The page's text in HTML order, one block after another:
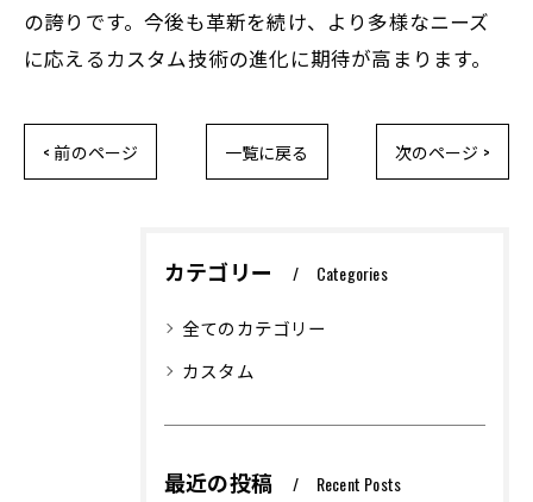
の誇りです。今後も革新を続け、より多様なニーズ
に応えるカスタム技術の進化に期待が高まります。
< 前のページ 一覧に戻る 次のページ >
カテゴリー Categories
全てのカテゴリー
カスタム
最近の投稿 Recent Posts